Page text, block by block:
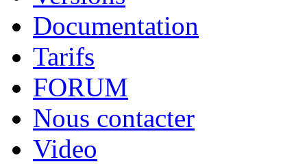
Documentation
Tarifs
FORUM
Nous contacter
Video